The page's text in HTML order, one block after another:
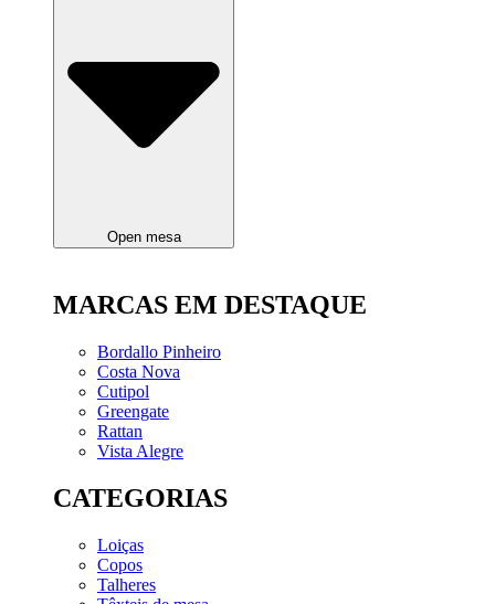
Open mesa
MARCAS EM DESTAQUE
Bordallo Pinheiro
Costa Nova
Cutipol
Greengate
Rattan
Vista Alegre
CATEGORIAS
Loiças
Copos
Talheres